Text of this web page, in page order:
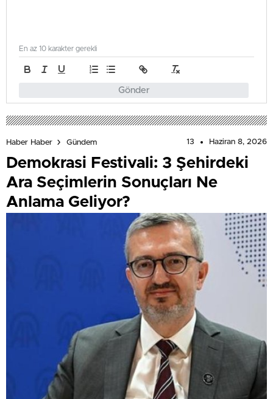
Gönder
En az 10 karakter gerekli
Haber Haber Gündem 13 Haziran 8, 2026
Demokrasi Festivali: 3 Şehirdeki
Ara Seçimlerin Sonuçları Ne
Anlama Geliyor?